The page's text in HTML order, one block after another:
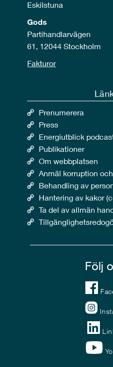
Eskilstuna
Gods
Partihandlarvägen
61, 12044 Stockholm
Fakturor
Prenumerera
Press
Energiutblick
Publikationer
Om webbplatsen
Anmäl korruption
Behandling av
Hantering av kakor
Ta del av allmän
Följ